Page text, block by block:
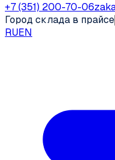
+7 (351) 200-70-06
Город склада в прайсе
RUEN